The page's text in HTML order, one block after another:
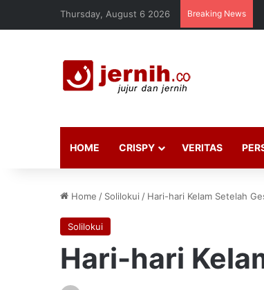
Thursday, August 6 2026 Breaking News
HOME CRISPY VERITAS
Home / Solilokui / Hari-hari Kelam Setelah
Solilokui
Hari-hari